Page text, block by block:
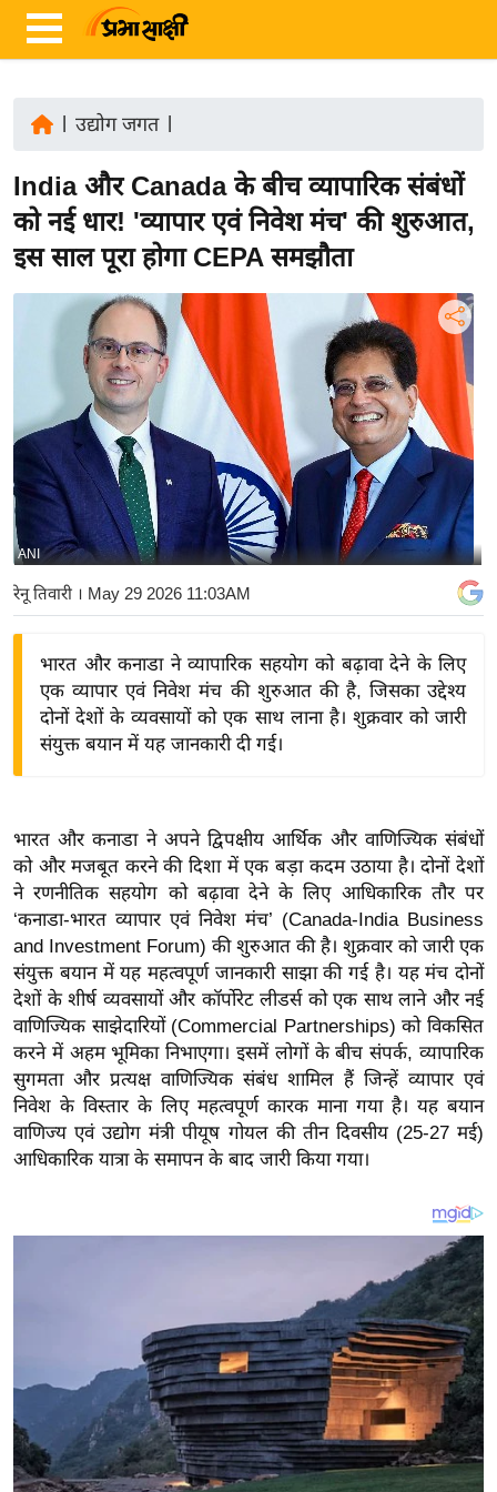
ज़ा
ख
र
त
र्रा
ष्ट्री
बि
ज़
ने
द्यो
वि
शे
ष
ज्ञ
रा
य
ब
ज
ट
खे
ल
2
6
उद्योग जगत|
India और Canada के बीच व्यापारिक संबंधों
को नई धार! 'व्यापार एवं निवेश मंच' की शुरुआत,
इस साल पूरा होगा CEPA समझौता
ANI
रेनू तिवारी । May 29 2026 11:03AM
भारत और कनाडा ने व्यापारिक सहयोग को बढ़ावा देने के लिए
एक व्यापार एवं निवेश मंच की शुरुआत की है, जिसका उद्देश्य
दोनों देशों के व्यवसायों को एक साथ लाना है। शुक्रवार को जारी
संयुक्त बयान में यह जानकारी दी गई।
भारत और कनाडा ने अपने द्विपक्षीय आर्थिक और वाणिज्यिक संबंधों
को और मजबूत करने की दिशा में एक बड़ा कदम उठाया है। दोनों देशों
ने रणनीतिक सहयोग को बढ़ावा देने के लिए आधिकारिक तौर पर
‘कनाडा-भारत व्यापार एवं निवेश मंच’ (Canada-India Business
and Investment Forum) की शुरुआत की है। शुक्रवार को जारी एक
संयुक्त बयान में यह महत्वपूर्ण जानकारी साझा की गई है। यह मंच दोनों
देशों के शीर्ष व्यवसायों और कॉर्पोरेट लीडर्स को एक साथ लाने और नई
वाणिज्यिक साझेदारियों (Commercial Partnerships) को विकसित
करने में अहम भूमिका निभाएगा। इसमें लोगों के बीच संपर्क, व्यापारिक
सुगमता और प्रत्यक्ष वाणिज्यिक संबंध शामिल हैं जिन्हें व्यापार एवं
निवेश के विस्तार के लिए महत्वपूर्ण कारक माना गया है। यह बयान
वाणिज्य एवं उद्योग मंत्री पीयूष गोयल की तीन दिवसीय (25-27 मई)
आधिकारिक यात्रा के समापन के बाद जारी किया गया।